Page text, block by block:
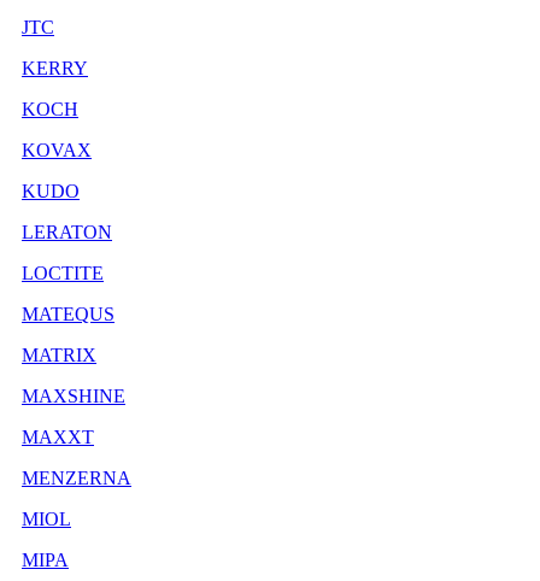
JTC
KERRY
KOCH
KOVAX
KUDO
LERATON
LOCTITE
MATEQUS
MATRIX
MAXSHINE
MAXXT
MENZERNA
MIOL
MIPA